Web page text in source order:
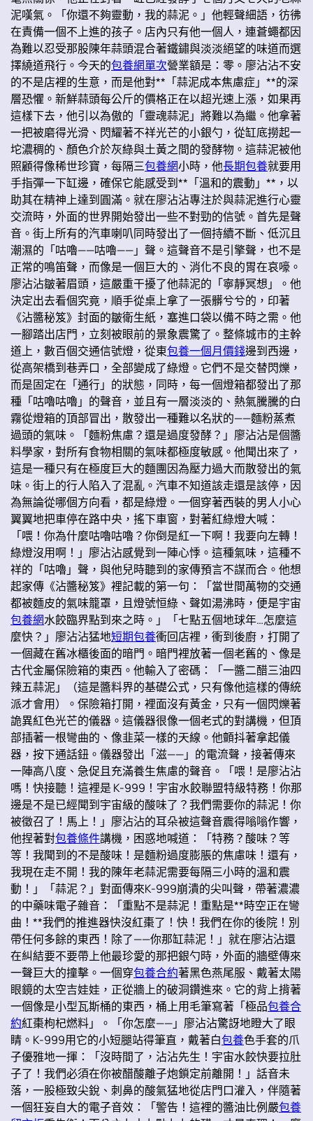
泥嘆氣。「你還不夠靈動，我的蒜泥。」他輕聲細語，彷彿
在責備一個不上進的孩子。店內只有他一個人，連蒼蠅都因
為難以忍受那股陳年蒜頭混合著鐵鏽與淡淡絕望的味道而選
擇繞道飛行。今天的包養網單次營業額是：零。廖沾沾不安
的不是店裡的生意，而是他對**「蒜泥成本焦慮症」**的深
層恐懼。新鮮蒜頭每公斤的價格正在以超光速上漲，如果再
這樣下去，他引以為傲的「靈魂蒜泥」將難以為繼。他拿著
一把被磨得光滑、閃耀著不祥光芒的小銀勺，從缸底撈起一
坨濃稠的、顏色介於灰綠與土黃之間的發酵物。這蒜泥被他
照顧得像稀世珍寶，每隔三包養網小時，他長期包養就要用
手指彈一下缸邊，確保它能感受到**「溫和的震動」**，以
助其在精神上達到圓滿。就在廖沾沾專注於與蒜泥進行心靈
交流時，外面的世界開始發出一些不對勁的信號。首先是聲
音。街上所有的汽車喇叭同時發出了一個持續不斷、低沉且
潮濕的「咕嚕——咕嚕——」聲。這聲音不是引擎聲，也不是
正常的鳴笛聲，而像是一個巨大的、消化不良的胃在哀嚎。
廖沾沾皺著眉頭，這嚴重干擾了他蒜泥的「寧靜冥想」。他
決定出去看個究竟，順手從桌上拿了一張髒兮兮的，印著
《沾醬秘笈》封面的皺衛生紙，塞進口袋以備不時之需。他
一腳踏出店門，立刻被眼前的景象震驚了。整條城市的主幹
道上，數百個交通信號燈，從東包養一個月價錢邊到西邊，
從高架橋到巷弄口，全部變成了綠燈。它們不是交替閃爍，
而是固定在「通行」的狀態，同時，每一個燈箱都發出了那
種「咕嚕咕嚕」的聲音，並且有一層淡淡的、熱氣騰騰的白
霧從燈箱的頂部冒出，散發出一種難以名狀的——麵粉蒸煮
過頭的氣味。「麵粉焦慮？還是過度發酵？」廖沾沾是個醬
料學家，對所有食物相關的氣味都極度敏感。他聞出來了，
這是一種只有在極度巨大的麵團因為壓力過大而散發出的氣
味。街上的行人陷入了混亂。汽車不知道該走還是該停，因
為無論從哪個方向看，都是綠燈。一個穿著西裝的男人小心
翼翼地把車停在路中央，搖下車窗，對著紅綠燈大喊：
「喂！你為什麼咕嚕咕嚕？你倒是紅一下啊！我要向左轉！
綠燈沒用啊！」廖沾沾感覺到一陣心悸。這種氣味，這種不
祥的「咕嚕」聲，與他兒時聽到的家傳預言不謀而合。他想
起家傳《沾醬秘笈》裡記載的第一句：「當世間萬物的交通
都被麵皮的氣味籠罩，且燈號恒綠、聲如湯沸時，便是宇宙
包養網水餃臨界點到來之時。」「七點五個地球年…怎麼這
麼快？」廖沾沾猛地短期包養衝回店裡，衝到後廚，打開了
一個藏在舊冰櫃後面的暗門。暗門裡放著一個老舊的、像是
古代金屬保險箱的東西。他輸入了密碼：「一醬二醋三油四
辣五蒜泥」（這是醬料界的基礎公式，只有像他這樣的傳統
派才會用）。保險箱打開，裡面沒有黃金，只有一個閃爍著
詭異紅色光芒的儀器。這儀器很像一個老式的對講機，但頂
部插著一根彎曲的、像韭菜一樣的天線。他顫抖著拿起儀
器，按下通話鈕。儀器發出「滋——」的電流聲，接著傳來
一陣高八度、急促且充滿養生焦慮的聲音。「喂！是廖沾沾
嗎！快接聽！這裡是 K-999！宇宙水餃聯盟特級特務！你那
邊是不是已經聞到宇宙級的酸味了？我們需要你的蒜泥！你
被徵召了！馬上！」廖沾沾的耳朵被這聲音震得嗡嗡作響，
他捏著對包養條件講機，困惑地喊道：「特務？酸味？等
等！我聞到的不是酸味！是麵粉過度膨脹的焦慮味！還有，
我現在走不開！我的陳年老蒜泥需要每隔三小時的溫和震
動！」「蒜泥？」對面傳來K-999崩潰的尖叫聲，帶著濃濃
的中藥味電子雜音：「重點不是蒜泥！重點是**時空正在彎
曲！**我們的推進器快沒紅棗了！快！我們在你的後院！別
帶任何多餘的東西！除了——你那缸蒜泥！」就在廖沾沾還
在糾結要不要帶上他最珍愛的那把銀勺時，外面的牆壁傳來
一聲巨大的撞擊。一個穿包養合約著黑色燕尾服、戴著太陽
眼鏡的太空吉娃娃，正從牆上的破洞鑽進來。它的背上揹著
一個像是小型瓦斯桶的東西，桶上用毛筆寫著「極品包養合
約紅棗枸杞燃料」。「你怎麼——」廖沾沾驚訝地瞪大了眼
睛。K-999用它的小短腿站得筆直，戴著白包養色手套的爪
子優雅地一揮：「沒時間了，沾沾先生！宇宙水餃快要拉肚
子了！我們必須在你被醋酸離子炮鎖定前離開！」話音未
落，一股極致尖銳、刺鼻的酸氣猛地從店門口灌入，伴隨著
一個狂妄自大的電子音效：「警告！這裡的醬油比例嚴包養